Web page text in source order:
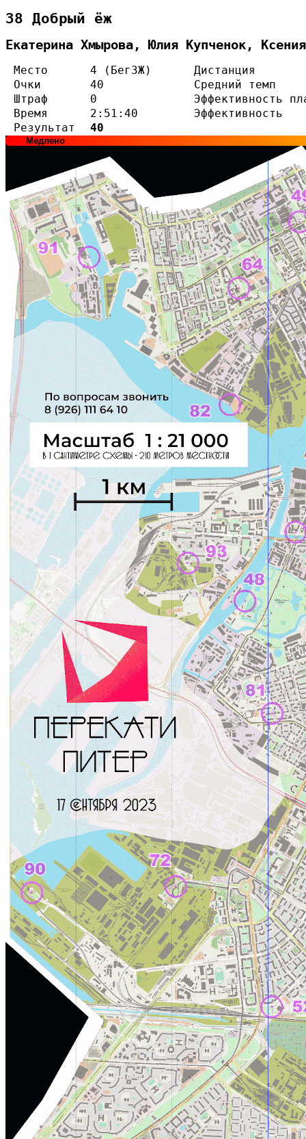
38 Добрый ёж
Екатерина Хмырова, Юлия Купченок,
Место 4 (Бег3Ж)
Дистанция
Очки
40
Средний темп
Штраф
0
Эффективность
Время
2:51:40
Эффективность
Результат
40
Медлено